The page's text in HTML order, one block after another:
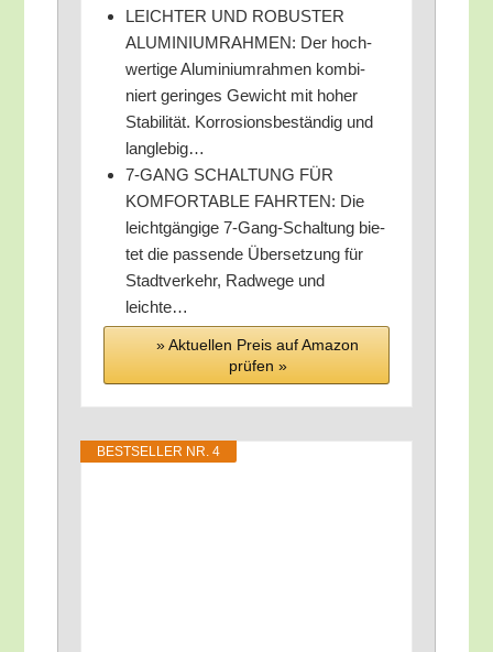
LEICHTER UND ROBUSTER
ALUMINIUMRAHMEN: Der hoch­
wer­ti­ge Alu­mi­ni­um­rah­men kom­bi­
niert gerin­ges Gewicht mit hoher
Sta­bi­li­tät. Kor­ro­si­ons­be­stän­dig und
langlebig…
7‑GANG SCHALTUNG FÜR
KOMFORTABLE FAHRTEN: Die
leicht­gän­gi­ge 7‑Gang-Schal­tung bie­
tet die pas­sen­de Über­set­zung für
Stadt­ver­kehr, Rad­we­ge und
leichte…
» Aktu­el­len Preis auf Ama­zon
prü­fen »
BEST­SEL­LER NR. 4